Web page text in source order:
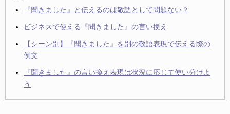
『聞きました』と伝えるのは敬語として問題ない？
ビジネスで使える『聞きました』の言い換え
【シーン別】『聞きました』を別の敬語表現で伝える際の
例文
『聞きました』の言い換え表現は状況に応じて使い分けよ
う